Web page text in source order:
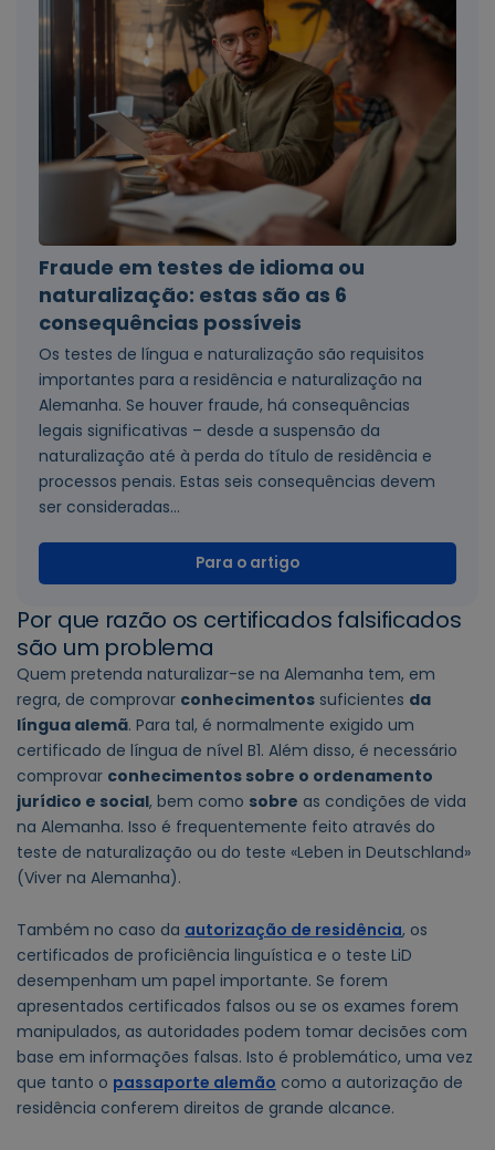
Fraude em testes de idioma ou
naturalização: estas são as 6
consequências possíveis
Os testes de língua e naturalização são requisitos
importantes para a residência e naturalização na
Alemanha. Se houver fraude, há consequências
legais significativas – desde a suspensão da
naturalização até à perda do título de residência e
processos penais. Estas seis consequências devem
ser consideradas...
Para o artigo
Por que razão os certificados falsificados
são um problema
Quem pretenda naturalizar-se na Alemanha tem, em
regra, de comprovar conhecimentos suficientes da
língua alemã. Para tal, é normalmente exigido um
certificado de língua de nível B1. Além disso, é necessário
comprovar conhecimentos sobre o ordenamento
jurídico e social, bem como sobre as condições de vida
na Alemanha. Isso é frequentemente feito através do
teste de naturalização ou do teste «Leben in Deutschland»
(Viver na Alemanha).
Também no caso da autorização de residência, os
certificados de proficiência linguística e o teste LiD
desempenham um papel importante. Se forem
apresentados certificados falsos ou se os exames forem
manipulados, as autoridades podem tomar decisões com
base em informações falsas. Isto é problemático, uma vez
que tanto o passaporte alemão como a autorização de
residência conferem direitos de grande alcance.